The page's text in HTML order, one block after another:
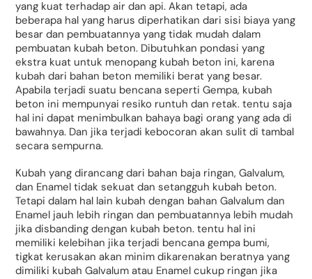
yang kuat terhadap air dan api. Akan tetapi, ada
beberapa hal yang harus diperhatikan dari sisi biaya yang
besar dan pembuatannya yang tidak mudah dalam
pembuatan kubah beton. Dibutuhkan pondasi yang
ekstra kuat untuk menopang kubah beton ini, karena
kubah dari bahan beton memiliki berat yang besar.
Apabila terjadi suatu bencana seperti Gempa, kubah
beton ini mempunyai resiko runtuh dan retak. tentu saja
hal ini dapat menimbulkan bahaya bagi orang yang ada di
bawahnya. Dan jika terjadi kebocoran akan sulit di tambal
secara sempurna.
Kubah yang dirancang dari bahan baja ringan, Galvalum,
dan Enamel tidak sekuat dan setangguh kubah beton.
Tetapi dalam hal lain kubah dengan bahan Galvalum dan
Enamel jauh lebih ringan dan pembuatannya lebih mudah
jika disbanding dengan kubah beton. tentu hal ini
memiliki kelebihan jika terjadi bencana gempa bumi,
tigkat kerusakan akan minim dikarenakan beratnya yang
dimiliki kubah Galvalum atau Enamel cukup ringan jika